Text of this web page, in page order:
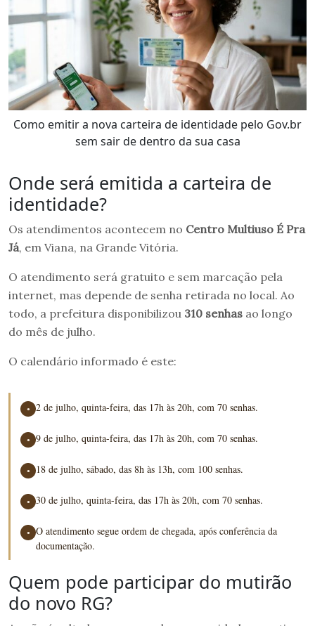
Como emitir a nova carteira de identidade pelo Gov.br
sem sair de dentro da sua casa
Onde será emitida a carteira de
identidade?
Os atendimentos acontecem no Centro Multiuso É Pra
Já, em Viana, na Grande Vitória.
O atendimento será gratuito e sem marcação pela
internet, mas depende de senha retirada no local. Ao
todo, a prefeitura disponibilizou 310 senhas ao longo
do mês de julho.
O calendário informado é este:
● 2 de julho, quinta-feira, das 17h às 20h, com 70 senhas.
● 9 de julho, quinta-feira, das 17h às 20h, com 70 senhas.
● 18 de julho, sábado, das 8h às 13h, com 100 senhas.
● 30 de julho, quinta-feira, das 17h às 20h, com 70 senhas.
●
O atendimento segue ordem de chegada, após conferência da
documentação.
Quem pode participar do mutirão
do novo RG?